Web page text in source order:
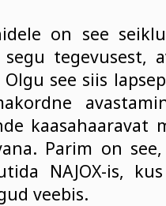
on see
tegevusest,
see siis
kaasahaaravat
Parim on
NAJOX-is,
veebis.